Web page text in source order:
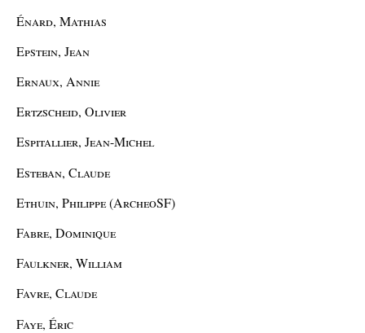
Énard, Mathias
Epstein, Jean
Ernaux, Annie
Ertzscheid, Olivier
Espitallier, Jean-Michel
Esteban, Claude
Ethuin, Philippe (ArcheoSF)
Fabre, Dominique
Faulkner, William
Favre, Claude
Faye, Éric